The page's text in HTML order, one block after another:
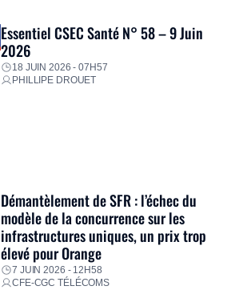
Essentiel CSEC Santé N° 58 – 9 Juin
2026
18 JUIN 2026 - 07H57
PHILLIPE DROUET
Démantèlement de SFR : l’échec du
modèle de la concurrence sur les
infrastructures uniques, un prix trop
élevé pour Orange
7 JUIN 2026 - 12H58
CFE-CGC TÉLÉCOMS